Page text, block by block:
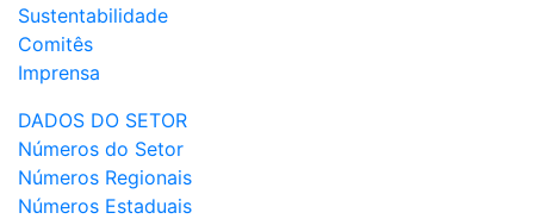
Sustentabilidade
Comitês
Imprensa
DADOS DO SETOR
Números do Setor
Números Regionais
Números Estaduais